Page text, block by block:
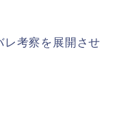
レ考察を展開させ